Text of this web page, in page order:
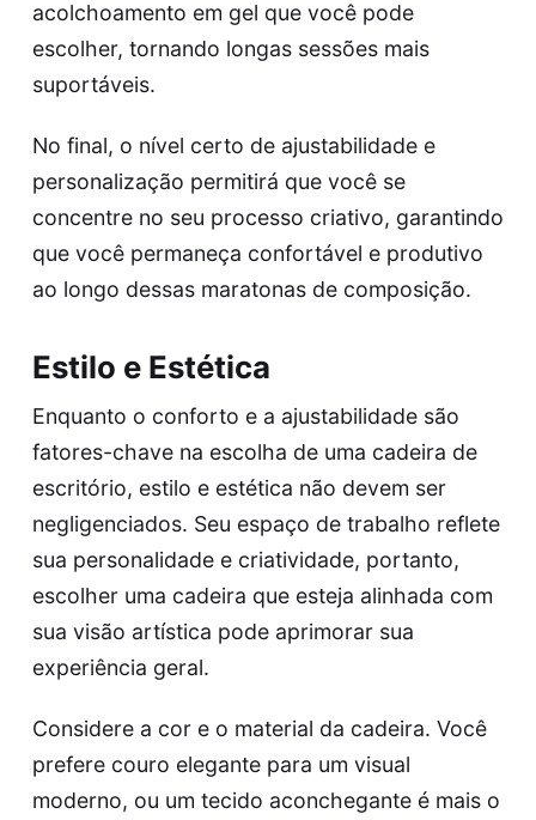
acolchoamento em gel que você pode
escolher, tornando longas sessões mais
suportáveis.
No final, o nível certo de ajustabilidade e
personalização permitirá que você se
concentre no seu processo criativo, garantindo
que você permaneça confortável e produtivo
ao longo dessas maratonas de composição.
Estilo e Estética
Enquanto o conforto e a ajustabilidade são
fatores-chave na escolha de uma cadeira de
escritório, estilo e estética não devem ser
negligenciados. Seu espaço de trabalho reflete
sua personalidade e criatividade, portanto,
escolher uma cadeira que esteja alinhada com
sua visão artística pode aprimorar sua
experiência geral.
Considere a cor e o material da cadeira. Você
prefere couro elegante para um visual
moderno, ou um tecido aconchegante é mais o